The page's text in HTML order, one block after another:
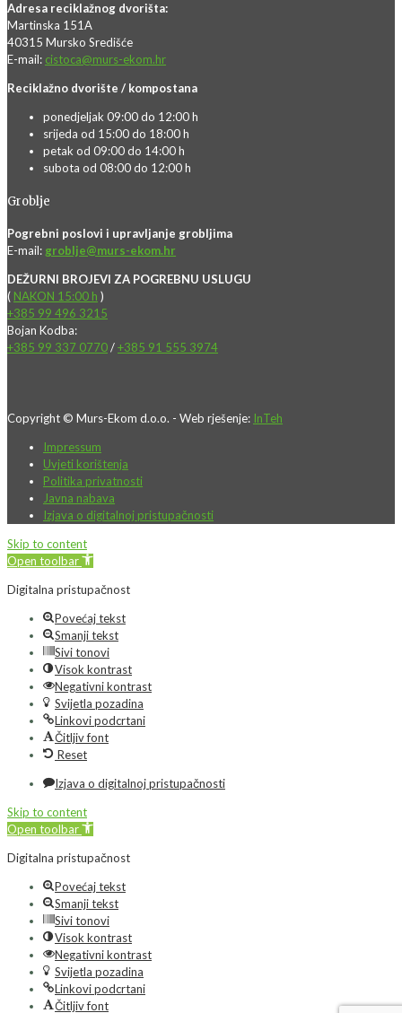
Adresa reciklažnog dvorišta:
Martinska 151A
40315 Mursko Središće
E-mail: cistoca@murs-ekom.hr
Reciklažno dvorište / kompostana
ponedjeljak 09:00 do 12:00 h
srijeda od 15:00 do 18:00 h
petak od 09:00 do 14:00 h
subota od 08:00 do 12:00 h
Groblje
Pogrebni poslovi i upravljanje grobljima
E-mail: groblje@murs-ekom.hr
DEŽURNI BROJEVI ZA POGREBNU USLUGU
( NAKON 15:00 h )
+385 99 496 3215
Bojan Kodba:
+385 99 337 0770/+385 91 555 3974
Copyright © Murs-Ekom d.o.o. - Web rješenje: InTeh
Impressum
Uvjeti korištenja
Politika privatnosti
Javna nabava
Izjava o digitalnoj pristupačnosti
Skip to content
Open toolbar
Digitalna pristupačnost
Povećaj tekst
Smanji tekst
Sivi tonovi
Visok kontrast
Negativni kontrast
Svijetla pozadina
Linkovi podcrtani
Čitljiv font
Reset
Izjava o digitalnoj pristupačnosti
Skip to content
Open toolbar
Digitalna pristupačnost
Povećaj tekst
Smanji tekst
Sivi tonovi
Visok kontrast
Negativni kontrast
Svijetla pozadina
Linkovi podcrtani
Čitljiv font